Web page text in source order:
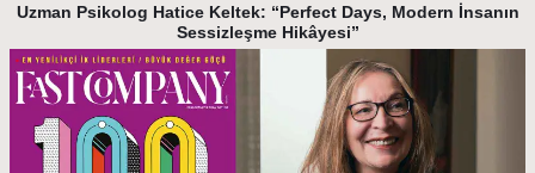
Uzman Psikolog Hatice Keltek: “Perfect Days, Modern İnsanın
Sessizleşme Hikâyesi”